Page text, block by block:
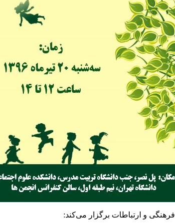
و ارتباطات برگزار می‌کند: